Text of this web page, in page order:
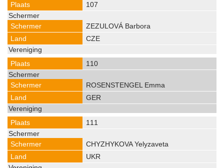
107
ZEZULOVÁ Barbora
CZE
110
ROSENSTENGEL Emma
GER
111
CHYZHYKOVA Yelyzaveta
UKR